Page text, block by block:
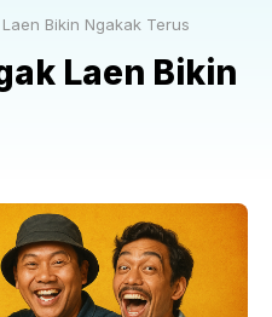
Bikin Ngakak Terus
Laen Bikin